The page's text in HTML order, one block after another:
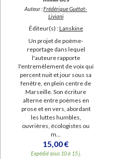
IAD (2498)
poche (1014)
revue (133)
document-audio (28)
coffret (27)
musique (4)
logiciel-educatif (3)
SÉRIE
Oeuvres complètes (70)
Auteur :Frédérique Guétat-
Liviani
Éditeur(s) :Lanskine
Un projet de poème-
reportage dans lequel
l'auteure rapporte
l'entremêlement de voix qui
percent nuit et jour sous sa
fenêtre, en plein centre de
Marseille. Son écriture
alterne entre poèmes en
prose et en vers, abordant
les luttes humbles,
ouvrières, écologistes ou
m...
15,00 €
Expédié sous 10 à 15 j.